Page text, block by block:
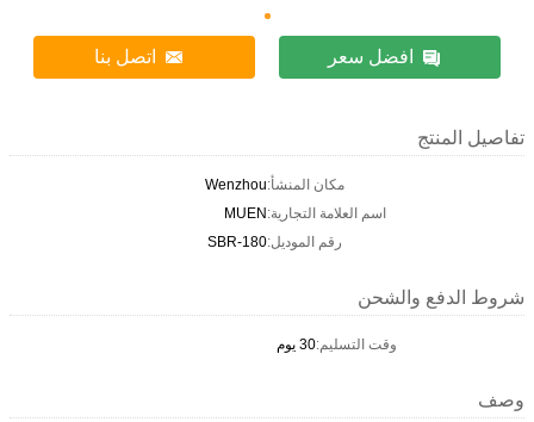
افضل سعر اتصل بنا
تفاصيل المنتج
مكان المنشأ:Wenzhou
اسم العلامة التجارية:MUEN
رقم الموديل:SBR-180
شروط الدفع والشحن
وقت التسليم:30 يوم
وصف